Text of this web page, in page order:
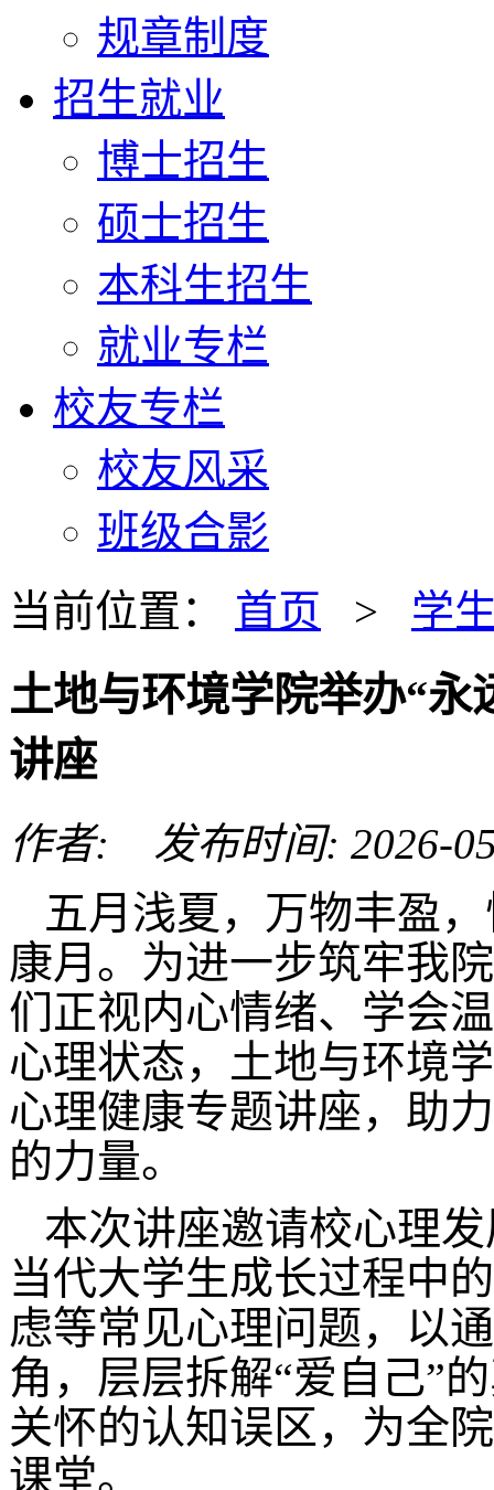
规章制度
招生就业
博士招生
硕士招生
本科生招生
就业专栏
校友专栏
校友风采
班级合影
当前位置： 首页 > 学
土地与环境学院举办“永
讲座
作者: 发布时间: 2026-
五月浅夏，万物丰盈
康月。为进一步筑牢我
们正视内心情绪、学会
心理状态，土地与环境
心理健康专题讲座，助
的力量。
本次讲座邀请校心理
当代大学生成长过程中
虑等常见心理问题，以
角，层层拆解“爱自己”
关怀的认知误区，为全
课堂。